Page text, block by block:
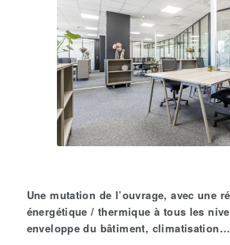
Une mutation de l’ouvrage, avec une
énergétique / thermique à tous les
enveloppe du bâtiment,